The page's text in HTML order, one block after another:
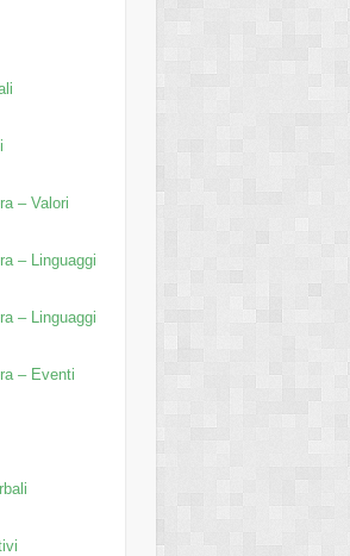
– Valori
– Linguaggi
– Linguaggi
– Eventi